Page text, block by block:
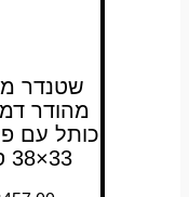
שטנדר
מהודר דמוי
כותל עם
33×38 ס"מ